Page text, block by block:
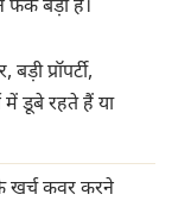
बड़ा है।
प्रॉपर्टी,
में डूबे रहते हैं या
कवर करने